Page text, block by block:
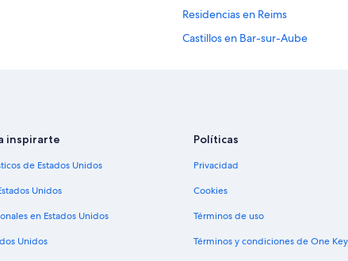
Residencias en Reims
Castillos en Bar-sur-Aube
Centros vacacionales en
Campings en Lesmont
inspirarte
de Estados Unidos
Unidos
en Estados Unidos
Unidos
Políticas
Privacidad
Cookies
Términos de uso
Términos y condiciones de One